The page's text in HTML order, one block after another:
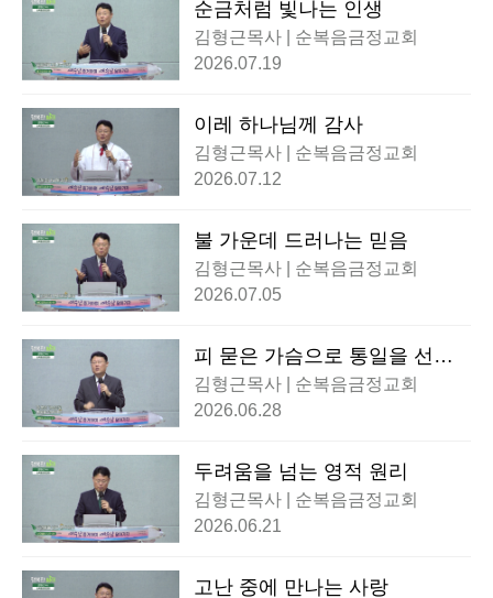
순금처럼 빛나는 인생
김형근목사 | 순복음금정교회
2026.07.19
이레 하나님께 감사
김형근목사 | 순복음금정교회
2026.07.12
불 가운데 드러나는 믿음
김형근목사 | 순복음금정교회
2026.07.05
피 묻은 가슴으로 통일을 선포
하라!
김형근목사 | 순복음금정교회
2026.06.28
두려움을 넘는 영적 원리
김형근목사 | 순복음금정교회
2026.06.21
고난 중에 만나는 사랑